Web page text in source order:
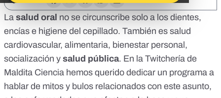
La salud oral no se circunscribe solo a los dientes,
encías e higiene del cepillado. También es salud
cardiovascular, alimentaria, bienestar personal,
socialización y salud pública. En la Twitchería de
Maldita Ciencia hemos querido dedicar un programa a
hablar de mitos y bulos relacionados con este asunto,